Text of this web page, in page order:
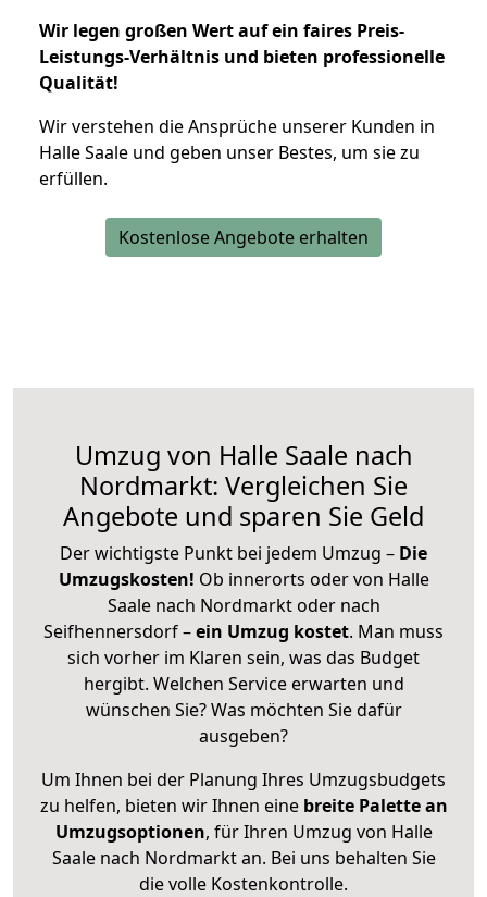
Wir legen großen Wert auf ein faires Preis-
Leistungs-Verhältnis und bieten professionelle
Qualität!
Wir verstehen die Ansprüche unserer Kunden in
Halle Saale und geben unser Bestes, um sie zu
erfüllen.
Kostenlose Angebote erhalten
Umzug von Halle Saale nach
Nordmarkt: Vergleichen Sie
Angebote und sparen Sie Geld
Der wichtigste Punkt bei jedem Umzug – Die
Umzugskosten! Ob innerorts oder von Halle
Saale nach Nordmarkt oder nach
Seifhennersdorf –ein Umzug kostet. Man muss
sich vorher im Klaren sein, was das Budget
hergibt. Welchen Service erwarten und
wünschen Sie? Was möchten Sie dafür
ausgeben?
Um Ihnen bei der Planung Ihres Umzugsbudgets
zu helfen, bieten wir Ihnen eine breite Palette an
Umzugsoptionen, für Ihren Umzug von Halle
Saale nach Nordmarkt an. Bei uns behalten Sie
die volle Kostenkontrolle.